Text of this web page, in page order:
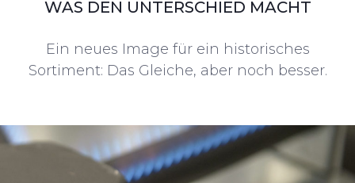
WAS DEN UNTERSCHIED MACHT
Ein neues Image für ein historisches
Sortiment: Das Gleiche, aber noch besser.